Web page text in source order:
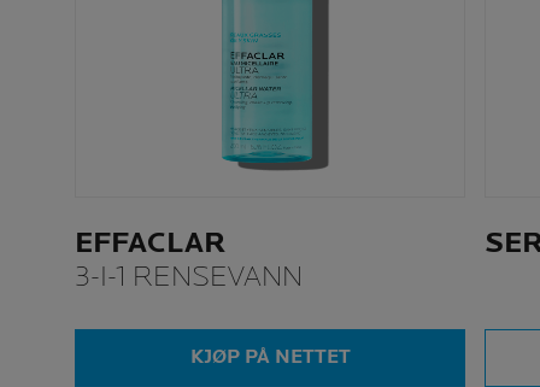
EFFACLAR
3-I-1 RENSEVANN
KJØP PÅ NETTET